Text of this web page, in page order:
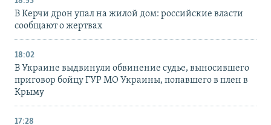
В Керчи дрон упал на жилой дом: российские власти
сообщают о жертвах
18:02
В Украине выдвинули обвинение судье, выносившего
приговор бойцу ГУР МО Украины, попавшего в плен в
Крыму
17:28